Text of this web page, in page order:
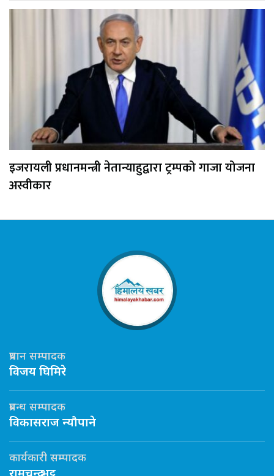
इजरायली प्रधानमन्त्री नेतान्याहुद्वारा ट्रम्पको गाजा योजना
अस्वीकार
प्रधान सम्पादक
विजय घिमिरे
प्रबन्ध सम्पादक
विकासराज न्यौपाने
कार्यकारी सम्पादक